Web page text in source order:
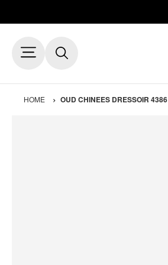
HOME OUD CHINEES DRESSOIR 4386